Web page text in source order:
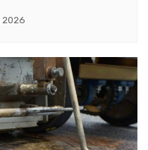
2026